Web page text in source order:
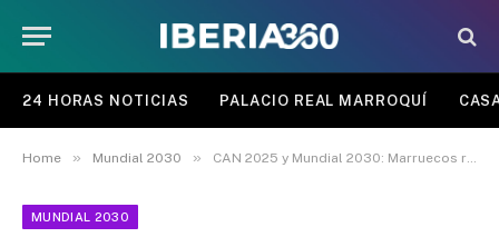
24 HORAS NOTICIAS PALACIO REAL MARROQUÍ
Home » Mundial 2030 » CAN 2025 y Mundial 2030: Marruecos refuerza la coordinación para acelerar los proyectos clave
MUNDIAL 2030